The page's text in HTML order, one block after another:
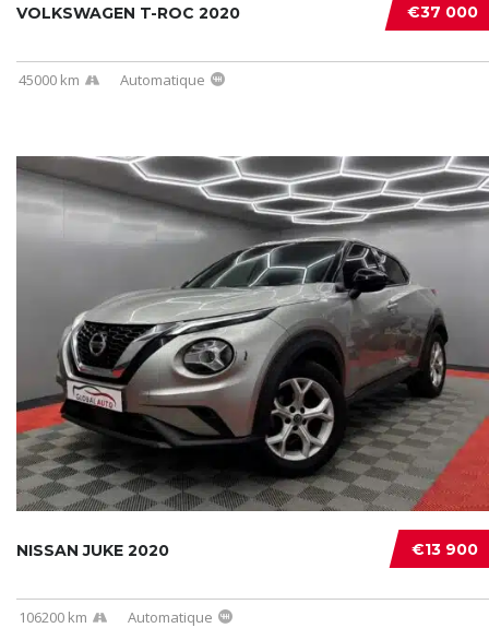
€37 000
VOLKSWAGEN T-ROC 2020
45000 km Automatique
€13 900
NISSAN JUKE 2020
106200 km Automatique